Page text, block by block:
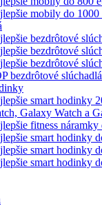
mobily do 1000
bezdrôtové
bezdrôtové
bezdrôtové
bezdrôtové
smart hodinky
Galaxy Watch a
fitness náramky
smart hodinky
smart hodinky
smart hodinky